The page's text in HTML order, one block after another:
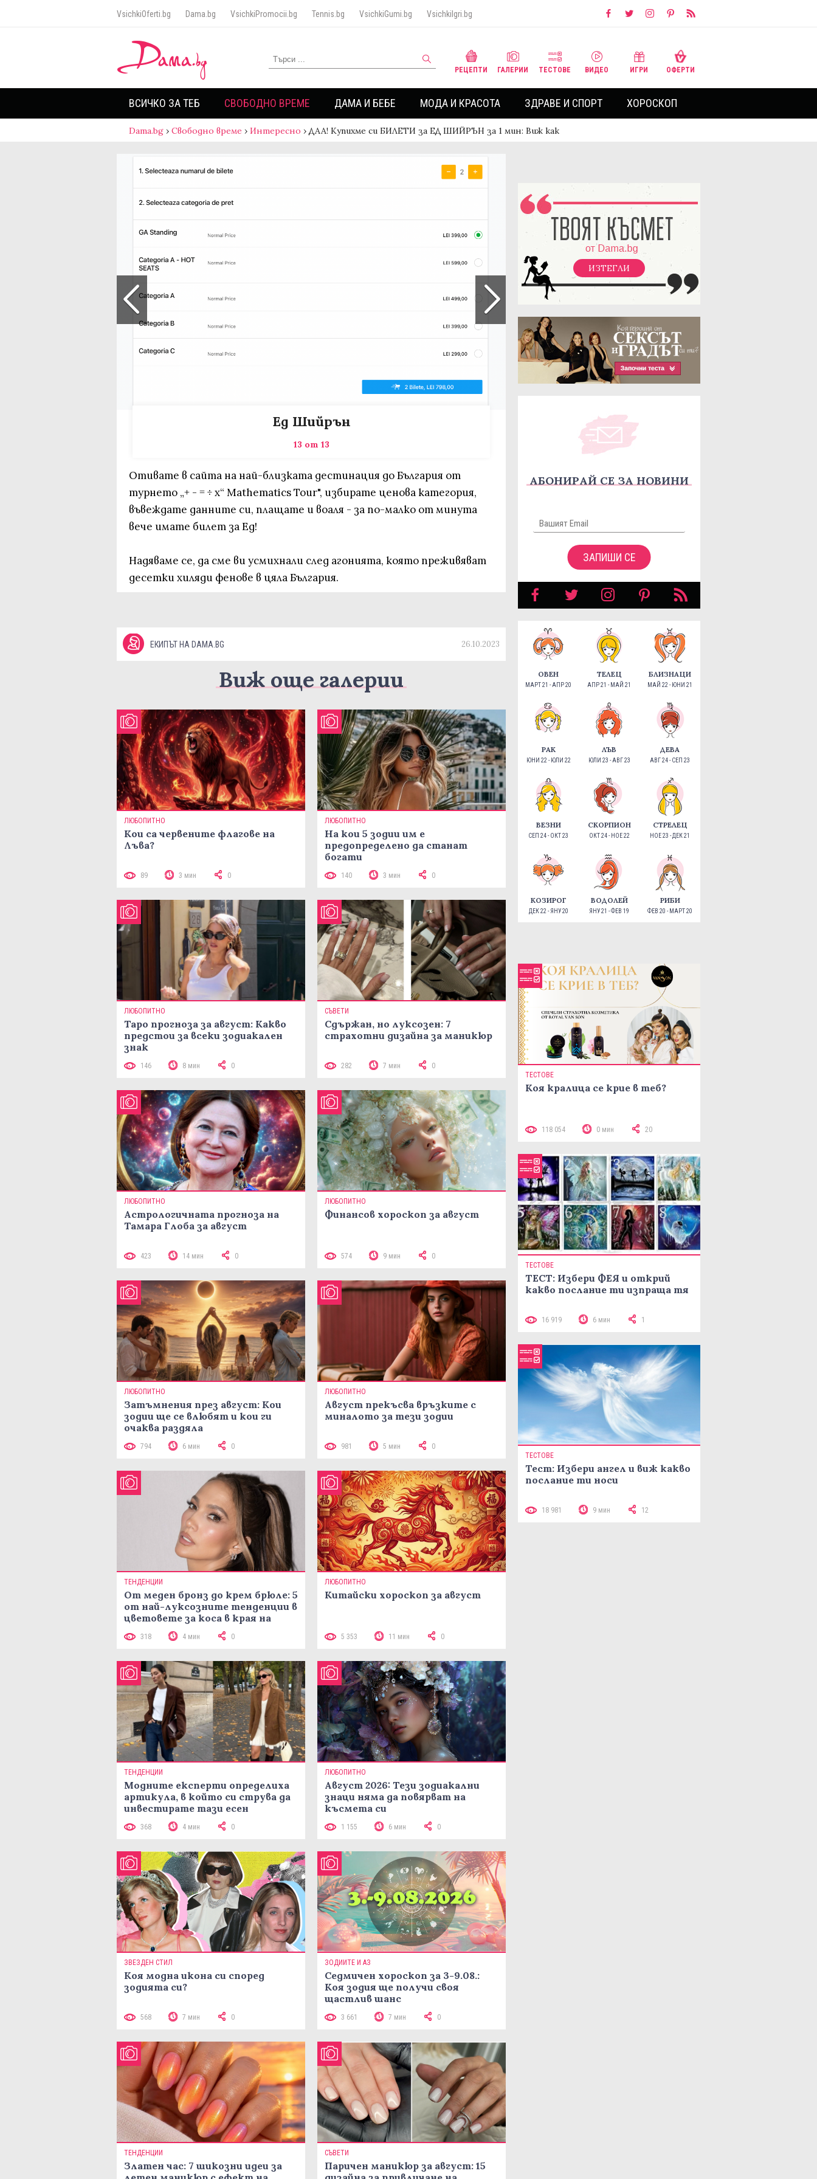
VsichkiOferti.bg Dama.bg VsichkiPromocii.bg Tennis.bg VsichkiGumi.bg VsichkiIgri.bg
РЕЦЕПТИ ГАЛЕРИИ ТЕСТОВЕ ВИДЕО ИГРИ ОФЕРТИ
ВСИЧКО ЗА ТЕБ СВОБОДНО ВРЕМЕ ДАМА И БЕБЕ МОДА И КРАСОТА ЗДРАВЕ И СПОРТ ХОРОСКОП
Dama.bg › Свободно време › Интересно ›ДАА! Купихме си БИЛЕТИ за ЕД ШИЙРЪН за 1 мин: Виж как
Ед Шийрън
13 от 13
Отивате в сайта на най-близката дестинация до България от
турнето „+ - = ÷ x“ Mathematics Tour", избирате ценова категория,
въвеждате данните си, плащате и воаля - за по-малко от минута
вече имате билет за Ед!
Надяваме се, да сме ви усмихнали след агонията, която преживяват
десетки хиляди фенове в цяла България.
ЕКИПЪТ НА DAMA.BG 26.10.2023
Виж още галерии
ЛЮБОПИТНО
Кои са червените флагове на
Лъва?
89 3 мин 0
ЛЮБОПИТНО
На кои 5 зодии им е
предопределено да станат
богати
140 3 мин 0
ЛЮБОПИТНО
Таро прогноза за август: Какво
предстои за всеки зодиакален
знак
146 8 мин 0
СЪВЕТИ
Сдържан, но луксозен: 7
страхотни дизайна за маникюр
282 7 мин 0
ЛЮБОПИТНО
Астрологичната прогноза на
Тамара Глоба за август
423 14 мин 0
ЛЮБОПИТНО
Финансов хороскоп за август
574 9 мин 0
ЛЮБОПИТНО
Затъмнения през август: Кои
зодии ще се влюбят и кои ги
очаква раздяла
794 6 мин 0
ЛЮБОПИТНО
Август прекъсва връзките с
миналото за тези зодии
981 5 мин 0
ТЕНДЕНЦИИ
От меден бронз до крем брюле: 5
от най-луксозните тенденции в
цветовете за коса в края на
318 4 мин 0
ЛЮБОПИТНО
Китайски хороскоп за август
5 353 11 мин 0
ТЕНДЕНЦИИ
Модните експерти определиха
артикула, в който си струва да
инвестирате тази есен
368 4 мин 0
ЛЮБОПИТНО
Август 2026: Тези зодиакални
знаци няма да повярват на
късмета си
1 155 6 мин 0
ЗВЕЗДЕН СТИЛ
Коя модна икона си според
зодията си?
568 7 мин 0
ЗОДИИТЕ И АЗ
Седмичен хороскоп за 3-9.08.:
Коя зодия ще получи своя
щастлив шанс
3 661 7 мин 0
ТЕНДЕНЦИИ
Златен час: 7 шикозни идеи за
СЪВЕТИ
Паричен маникюр за август: 15
ИЗТЕГЛИ
АБОНИРАЙ СЕ ЗА НОВИНИ
ЗАПИШИ СЕ
ОВЕН
МАРТ 21 - АПР 20
ТЕЛЕЦ
АПР 21 - МАЙ 21
БЛИЗНАЦИ
МАЙ 22 - ЮНИ 21
РАК
ЮНИ 22 - ЮЛИ 22
ЛЪВ
ЮЛИ 23 - АВГ 23
ДЕВА
АВГ 24 - СЕП 23
ВЕЗНИ
СЕП 24 - ОКТ 23
СКОРПИОН
ОКТ 24 - НОЕ 22
СТРЕЛЕЦ
НОЕ 23 - ДЕК 21
КОЗИРОГ
ДЕК 22 - ЯНУ 20
ВОДОЛЕЙ
ЯНУ 21 - ФЕВ 19
РИБИ
ФЕВ 20 - МАРТ 20
ТЕСТОВЕ
Коя кралица се крие в теб?
118 054 0 мин 20
ТЕСТОВЕ
ТЕСТ: Избери ФЕЯ и открий
какво послание ти изпраща тя
16 919 6 мин 1
ТЕСТОВЕ
Тест: Избери ангел и виж какво
послание ти носи
18 981 9 мин 12